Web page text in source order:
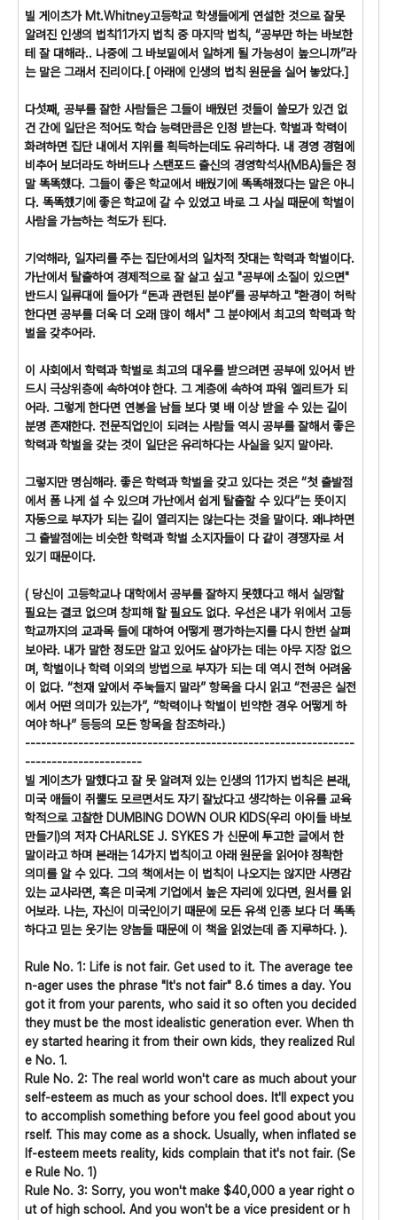
빌 게이츠가 Mt.Whitney고등학교 학생들에게 연설한 것으로 잘못
알려진 인생의 법칙11가지 법칙 중 마지막 법칙, “공부만 하는 바보한
테 잘 대해라.. 나중에 그 바보밑에서 일하게 될 가능성이 높으니까”라
는 말은 그래서 진리이다.[ 아래에 인생의 법칙 원문을 실어 놓았다.]
다섯째, 공부를 잘한 사람들은 그들이 배웠던 것들이 쓸모가 있건 없
건 간에 일단은 적어도 학습 능력만큼은 인정 받는다. 학벌과 학력이
화려하면 집단 내에서 지위를 획득하는데도 유리하다. 내 경영 경험에
비추어 보더라도 하버드나 스탠포드 출신의 경영학석사(MBA)들은 정
말 똑똑했다. 그들이 좋은 학교에서 배웠기에 똑똑해졌다는 말은 아니
다. 똑똑했기에 좋은 학교에 갈 수 있었고 바로 그 사실 때문에 학벌이
사람을 가늠하는 척도가 된다.
기억해라, 일자리를 주는 집단에서의 일차적 잣대는 학력과 학벌이다.
가난에서 탈출하여 경제적으로 잘 살고 싶고 "공부에 소질이 있으면"
반드시 일류대에 들어가 “돈과 관련된 분야”를 공부하고 "환경이 허락
한다면 공부를 더욱 더 오래 많이 해서" 그 분야에서 최고의 학력과 학
벌을 갖추어라.
이 사회에서 학력과 학벌로 최고의 대우를 받으려면 공부에 있어서 반
드시 극상위층에 속하여야 한다. 그 계층에 속하여 파워 엘리트가 되
어라. 그렇게 한다면 연봉을 남들 보다 몇 배 이상 받을 수 있는 길이
분명 존재한다. 전문직업인이 되려는 사람들 역시 공부를 잘해서 좋은
학력과 학벌을 갖는 것이 일단은 유리하다는 사실을 잊지 말아라.
그렇지만 명심해라. 좋은 학력과 학벌을 갖고 있다는 것은 “첫 출발점
에서 폼 나게 설 수 있으며 가난에서 쉽게 탈출할 수 있다”는 뜻이지
자동으로 부자가 되는 길이 열리지는 않는다는 것을 말이다. 왜냐하면
그 출발점에는 비슷한 학력과 학벌 소지자들이 다 같이 경쟁자로 서
있기 때문이다.
( 당신이 고등학교나 대학에서 공부를 잘하지 못했다고 해서 실망할
필요는 결코 없으며 창피해 할 필요도 없다. 우선은 내가 위에서 고등
학교까지의 교과목 들에 대하여 어떻게 평가하는지를 다시 한번 살펴
보아라. 내가 말한 정도만 알고 있어도 살아가는 데는 아무 지장 없으
며, 학벌이나 학력 이외의 방법으로 부자가 되는 데 역시 전혀 어려움
이 없다. “천재 앞에서 주눅들지 말라” 항목을 다시 읽고 “전공은 실전
에서 어떤 의미가 있는가”, “학력이나 학벌이 빈약한 경우 어떻게 하
여야 하나” 등등의 모든 항목을 참조하라.)
--------------------------------------------------------------
----------------------
빌 게이츠가 말했다고 잘 못 알려져 있는 인생의 11가지 법칙은 본래,
미국 애들이 쥐뿔도 모르면서도 자기 잘났다고 생각하는 이유를 교육
학적으로 고찰한 DUMBING DOWN OUR KIDS(우리 아이들 바보
만들기)의 저자 CHARLSE J. SYKES 가 신문에 투고한 글에서 한
말이라고 하며 본래는 14가지 법칙이고 아래 원문을 읽어야 정확한
의미를 알 수 있다. 그의 책에서는 이 법칙이 나오지는 않지만 사명감
있는 교사라면, 혹은 미국계 기업에서 높은 자리에 있다면, 원서를 읽
어보라. 나는, 자신이 미국인이기 때문에 모든 유색 인종 보다 더 똑똑
하다고 믿는 웃기는 양놈들 때문에 이 책을 읽었는데 좀 지루하다. ).
Rule No. 1: Life is not fair. Get used to it. The average tee
n-ager uses the phrase "It's not fair" 8.6 times a day. You
got it from your parents, who said it so often you decided
they must be the most idealistic generation ever. When th
ey started hearing it from their own kids, they realized Rul
e No. 1.
Rule No. 2: The real world won't care as much about your
self-esteem as much as your school does. It'll expect you
to accomplish something before you feel good about you
rself. This may come as a shock. Usually, when inflated se
lf-esteem meets reality, kids complain that it's not fair. (Se
e Rule No. 1)
Rule No. 3: Sorry, you won't make $40,000 a year right o
ut of high school. And you won't be a vice president or h